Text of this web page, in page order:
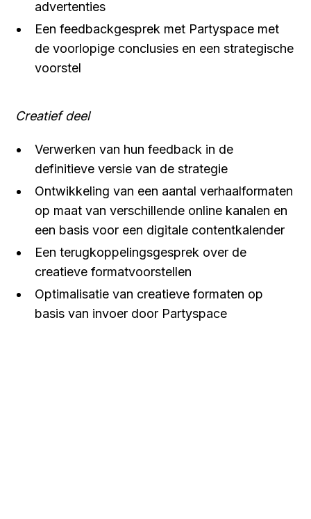
advertenties
Een feedbackgesprek met Partyspace met
de voorlopige conclusies en een strategische
voorstel
Creatief deel
Verwerken van hun feedback in de
definitieve versie van de strategie
Ontwikkeling van een aantal verhaalformaten
op maat van verschillende online kanalen en
een basis voor een digitale contentkalender
Een terugkoppelingsgesprek over de
creatieve formatvoorstellen
Optimalisatie van creatieve formaten op
basis van invoer door Partyspace